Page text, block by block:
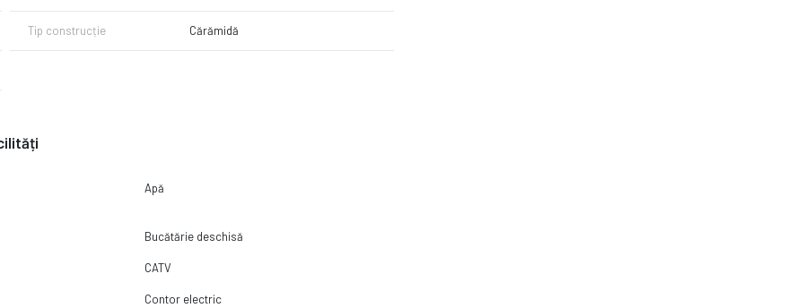
Tip construcție Cărămidă
Apă
Bucătărie deschisă
CATV
Contor electric